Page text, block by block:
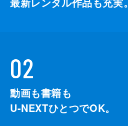
02
動画も書籍も
U-NEXTひとつでOK。